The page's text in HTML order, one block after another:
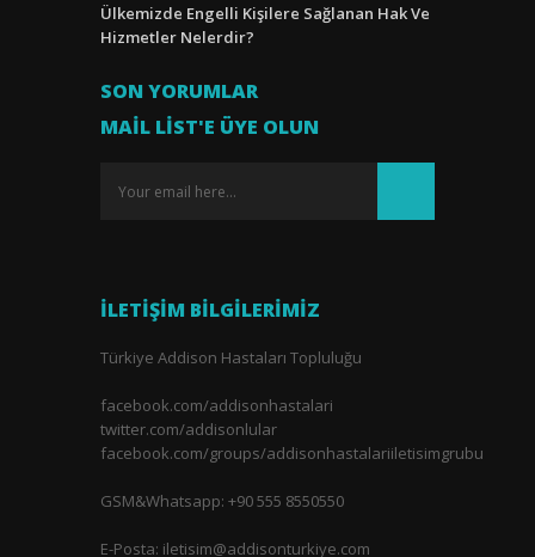
Ülkemizde Engelli Kişilere Sağlanan Hak Ve
Hizmetler Nelerdir?
SON YORUMLAR
MAIL LIST'E ÜYE OLUN
İLETIŞIM BILGILERIMIZ
Türkiye Addison Hastaları Topluluğu
facebook.com/addisonhastalari
twitter.com/addisonlular
facebook.com/groups/addisonhastalariiletisimgrubu
GSM&Whatsapp: +90 555 8550550
E-Posta: iletisim@addisonturkiye.com